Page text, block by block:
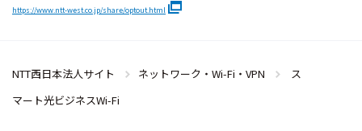
https://www.ntt-west.co.jp/share/optout.html
NTT西日本法人サイト ネットワーク・Wi-Fi・VPN
ス
マート光ビジネスWi-Fi